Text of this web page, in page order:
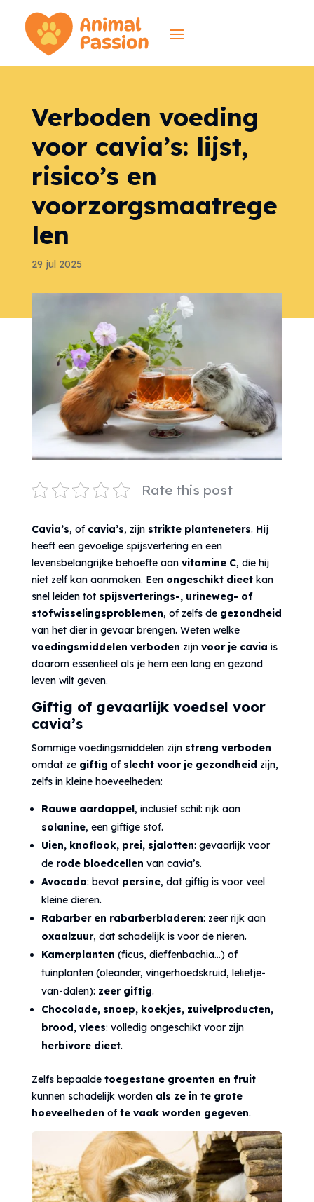
Verboden voeding
voor cavia’s: lijst,
risico’s en
voorzorgsmaatrege
len
29 jul 2025
Rate this post
Cavia’s, of cavia’s, zijn strikte planteneters. Hij
heeft een gevoelige spijsvertering en een
levensbelangrijke behoefte aan vitamine C, die hij
niet zelf kan aanmaken. Een ongeschikt dieetkan
snel leiden tot spijsverterings-, urineweg- of
stofwisselingsproblemen, of zelfs de gezondheid
van het dier in gevaar brengen. Weten welke
voedingsmiddelen verboden zijn voor je cavia is
daarom essentieel als je hem een lang en gezond
leven wilt geven.
Giftig of gevaarlijk voedsel voor
cavia’s
Sommige voedingsmiddelen zijn streng verboden
omdat ze giftig of slecht voor je gezondheid zijn,
zelfs in kleine hoeveelheden:
Rauwe aardappel, inclusief schil: rijk aan
solanine, een giftige stof.
Uien, knoflook, prei, sjalotten: gevaarlijk voor
de rode bloedcellen van cavia’s.
Avocado: bevat persine, dat giftig is voor veel
kleine dieren.
Rabarber en rabarberbladeren: zeer rijk aan
oxaalzuur, dat schadelijk is voor de nieren.
Kamerplanten (ficus, dieffenbachia…) of
tuinplanten (oleander, vingerhoedskruid, lelietje-
van-dalen): zeer giftig.
Chocolade, snoep, koekjes, zuivelproducten,
brood, vlees: volledig ongeschikt voor zijn
herbivore dieet.
Zelfs bepaalde toegestane groenten en fruit
kunnen schadelijk worden als ze in te grote
hoeveelheden ofte vaak worden gegeven.